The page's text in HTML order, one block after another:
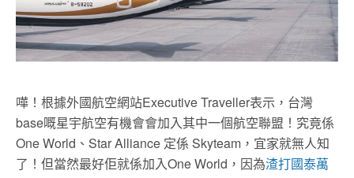
嘩！根據外國航空網站Executive Traveller表示，台灣
base嘅星宇航空有機會會加入其中一個航空聯盟！究竟係
One World、Star Alliance 定係 Skyteam，宜家就無人知
了！但當然最好佢就係加入One World，因為渣打國泰萬